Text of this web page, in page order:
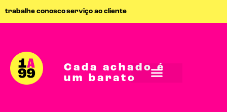
trabalhe conoscoserviço ao cliente
Cada achado é
um barato